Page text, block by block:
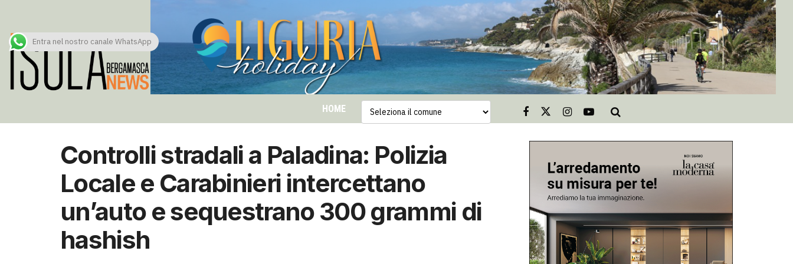
HOME
Controlli stradali a Paladina: Polizia
Locale e Carabinieri intercettano
un’auto e sequestrano 300 grammi di
hashish
Entra nel nostro canale WhatsApp